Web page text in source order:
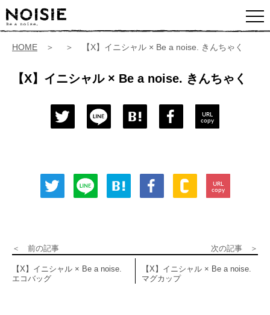
HOME ＞ ＞ 【X】イニシャル × Be a noise. きんちゃく
【X】イニシャル × Be a noise. きんちゃく
URL
copy
URL
copy
＜ 前の記事 次の記事 ＞
【X】イニシャル × Be a noise.
エコバッグ
【X】イニシャル × Be a noise.
マグカップ